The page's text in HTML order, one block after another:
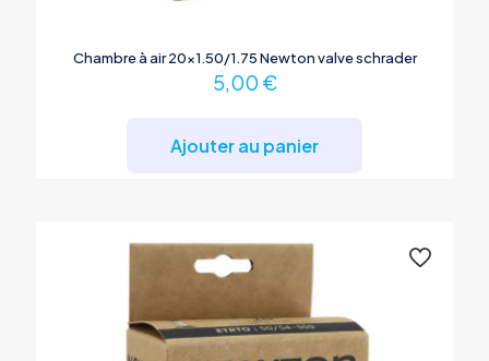
Chambre à air 20×1.50/1.75 Newton valve schrader
5,00 €
Ajouter au panier